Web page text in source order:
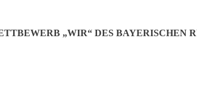
„WIR“ DES BAYERISCHEN